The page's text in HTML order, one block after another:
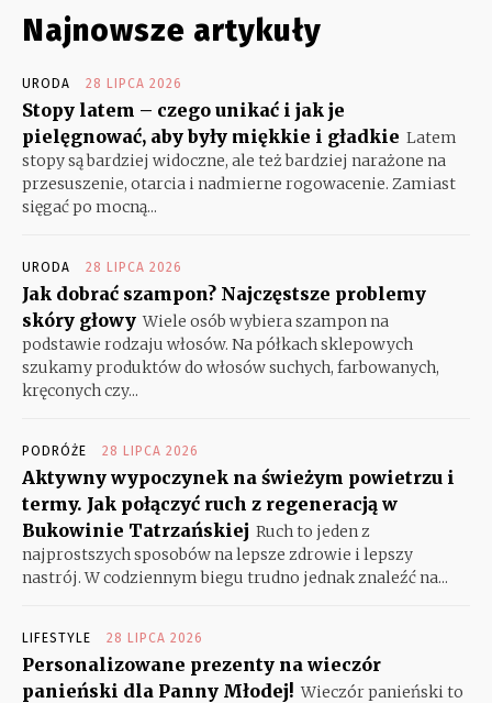
Najnowsze artykuły
URODA 28 LIPCA 2026
Stopy latem – czego unikać i jak je
pielęgnować, aby były miękkie i gładkie Latem
stopy są bardziej widoczne, ale też bardziej narażone na
przesuszenie, otarcia i nadmierne rogowacenie. Zamiast
sięgać po mocną...
URODA 28 LIPCA 2026
Jak dobrać szampon? Najczęstsze problemy
skóry głowy Wiele osób wybiera szampon na
podstawie rodzaju włosów. Na półkach sklepowych
szukamy produktów do włosów suchych, farbowanych,
kręconych czy...
PODRÓŻE 28 LIPCA 2026
Aktywny wypoczynek na świeżym powietrzu i
termy. Jak połączyć ruch z regeneracją w
Bukowinie Tatrzańskiej Ruch to jeden z
najprostszych sposobów na lepsze zdrowie i lepszy
nastrój. W codziennym biegu trudno jednak znaleźć na...
LIFESTYLE 28 LIPCA 2026
Personalizowane prezenty na wieczór
panieński dla Panny Młodej! Wieczór panieński to